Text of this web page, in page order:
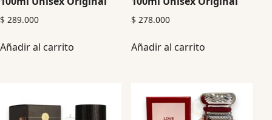
$ 289.000
Añadir al carrito
$ 278.000
Añadir al carrito